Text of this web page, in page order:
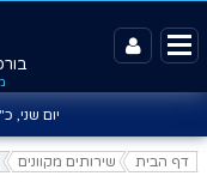
יום שני,
דף הבית שירותים מקוונים